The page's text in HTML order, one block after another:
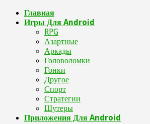
Главная
Игры Для Android
RPG
Азартные
Аркады
Головоломки
Гонки
Другое
Спорт
Стратегии
Шутеры
Приложения Для Android